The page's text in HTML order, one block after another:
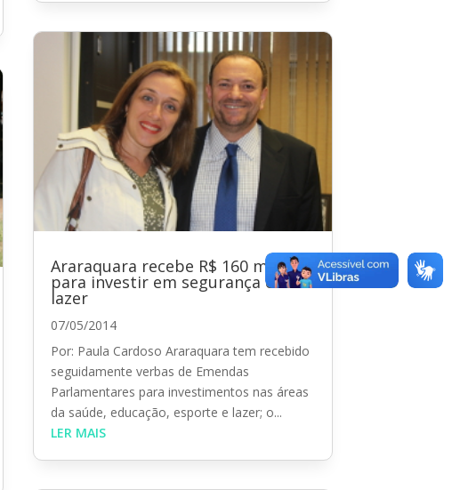
Araraquara recebe R$ 160 mil
para investir em segurança e
lazer
07/05/2014
Por: Paula Cardoso Araraquara tem recebido
seguidamente verbas de Emendas
Parlamentares para investimentos nas áreas
da saúde, educação, esporte e lazer; o...
LER MAIS